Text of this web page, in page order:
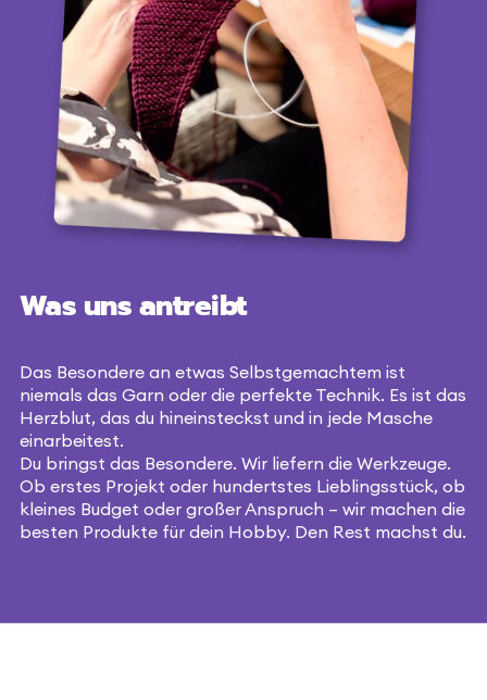
Was uns antreibt
Das Besondere an etwas Selbstgemachtem ist
niemals das Garn oder die perfekte Technik. Es ist das
Herzblut, das du hineinsteckst und in jede Masche
einarbeitest.
Du bringst das Besondere. Wir liefern die Werkzeuge.
Ob erstes Projekt oder hundertstes Lieblingsstück, ob
kleines Budget oder großer Anspruch – wir machen die
besten Produkte für dein Hobby. Den Rest machst du.